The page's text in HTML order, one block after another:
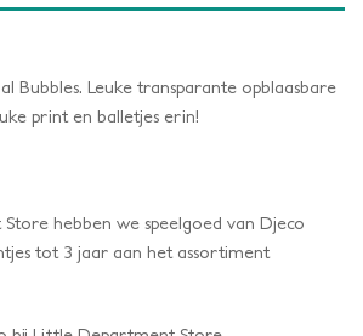
Bubbles. Leuke transparante opblaasbare
print en balletjes erin!
hebben we speelgoed van Djeco
tot 3 jaar aan het assortiment